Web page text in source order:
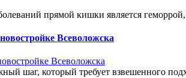
прямой кишки является
Всеволожска
шаг, который требует взвешенного